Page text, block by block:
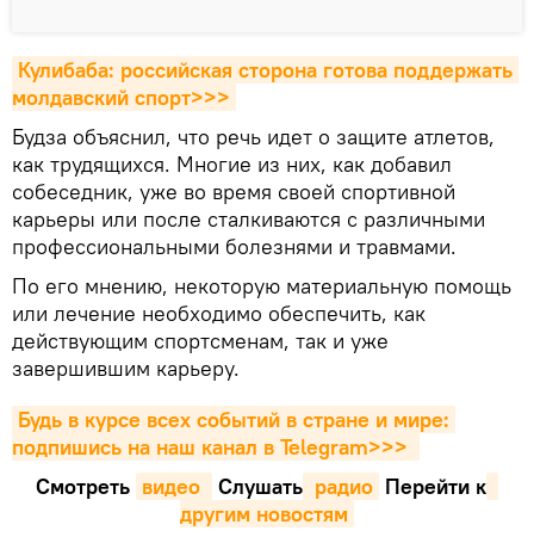
Кулибаба: российская сторона готова поддержать
молдавский спорт>>>
Будза объяснил, что речь идет о защите атлетов,
как трудящихся. Многие из них, как добавил
собеседник, уже во время своей спортивной
карьеры или после сталкиваются с различными
профессиональными болезнями и травмами.
По его мнению, некоторую материальную помощь
или лечение необходимо обеспечить, как
действующим спортсменам, так и уже
завершившим карьеру.
Будь в курсе всех событий в стране и мире:
подпишись на наш канал в Telegram>>>
Смотреть видео Cлушать радио Перейти к
другим новостям